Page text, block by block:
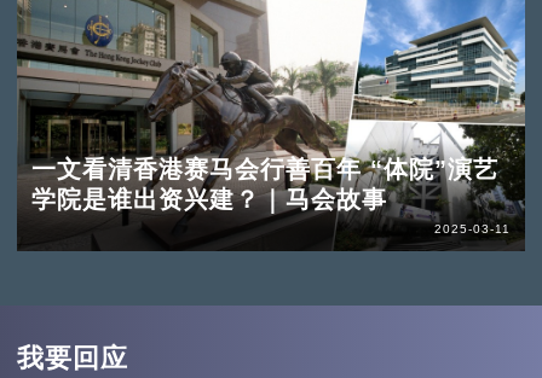
一文看清香港赛马会行善百年 “体院”演艺
学院是谁出资兴建？｜马会故事
2025-03-11
我要回应